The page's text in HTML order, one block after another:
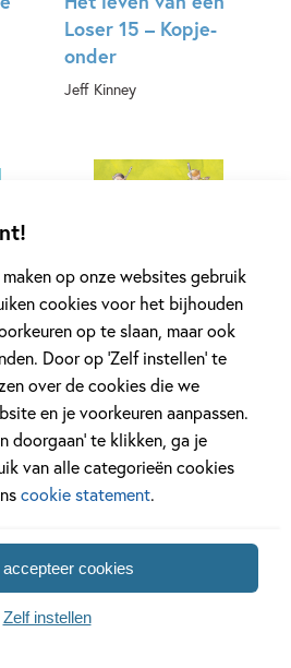
op onze websites gebruik
cookies voor het bijhouden
op te slaan, maar ook
Door op ‘Zelf instellen’ te
over de cookies die we
en je voorkeuren aanpassen.
doorgaan’ te klikken, ga je
van alle categorieën cookies
cookie statement.
cookies
Zelf instellen
Loser 15 – Kopje-
onder
Jeff Kinney
,99
Gorgels – De
Gorgels – Doeboek
Jochem Myjer, Rick de Haas
10,99
Paperback